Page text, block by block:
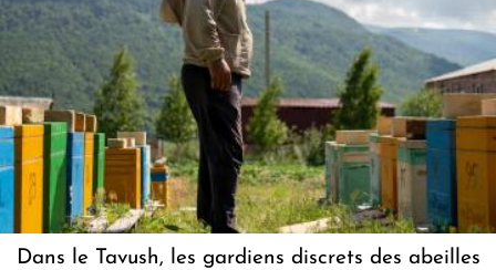
Dans le Tavush, les gardiens discrets des abeilles